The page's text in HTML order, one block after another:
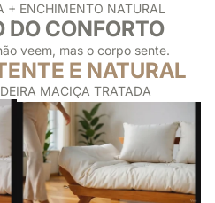
+ ENCHIMENTO NATURAL
DO CONFORTO
veem, mas o corpo sente.
E NATURAL
MACIÇA TRATADA